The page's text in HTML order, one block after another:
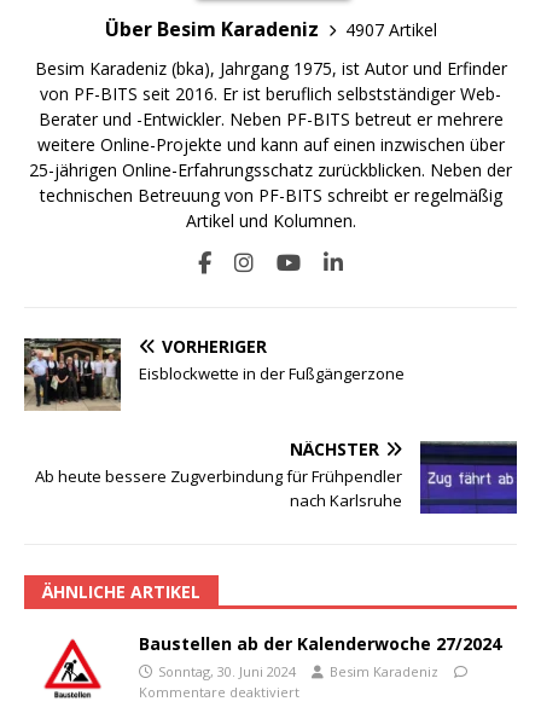
Über Besim Karadeniz
4907 Artikel
Besim Karadeniz (bka), Jahrgang 1975, ist Autor und Erfinder
von PF-BITS seit 2016. Er ist beruflich selbstständiger Web-
Berater und -Entwickler. Neben PF-BITS betreut er mehrere
weitere Online-Projekte und kann auf einen inzwischen über
25-jährigen Online-Erfahrungsschatz zurückblicken. Neben der
technischen Betreuung von PF-BITS schreibt er regelmäßig
Artikel und Kolumnen.
VORHERIGER
Eisblockwette in der Fußgängerzone
NÄCHSTER
Ab heute bessere Zugverbindung für Frühpendler
nach Karlsruhe
ÄHNLICHE ARTIKEL
Baustellen ab der Kalenderwoche 27/2024
Sonntag, 30. Juni 2024
Besim Karadeniz
Kommentare deaktiviert